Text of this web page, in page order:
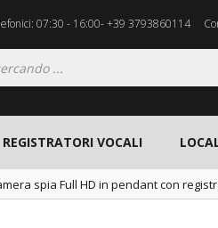
07:30 - 16:00- +39 3793860114
REGISTRATORI VOCALI
spia Full HD in pendant con